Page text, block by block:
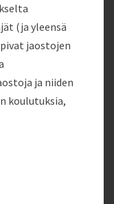
(ja yleensä
jaostojen
ja niiden
koulutuksia,